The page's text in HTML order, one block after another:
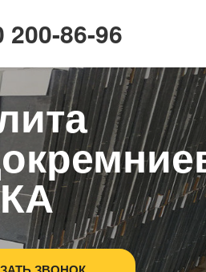
200-86-96
КА